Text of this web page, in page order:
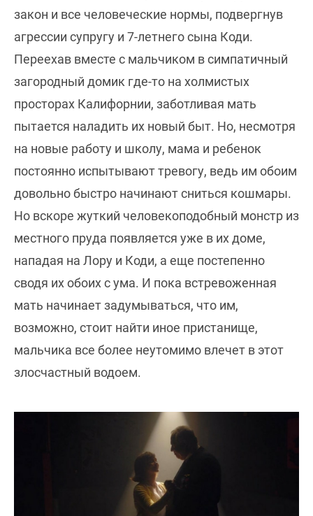
закон и все человеческие нормы, подвергнув
агрессии супругу и 7-летнего сына Коди.
Переехав вместе с мальчиком в симпатичный
загородный домик где-то на холмистых
просторах Калифорнии, заботливая мать
пытается наладить их новый быт. Но, несмотря
на новые работу и школу, мама и ребенок
постоянно испытывают тревогу, ведь им обоим
довольно быстро начинают сниться кошмары.
Но вскоре жуткий человекоподобный монстр из
местного пруда появляется уже в их доме,
нападая на Лору и Коди, а еще постепенно
сводя их обоих с ума. И пока встревоженная
мать начинает задумываться, что им,
возможно, стоит найти иное пристанище,
мальчика все более неутомимо влечет в этот
злосчастный водоем.